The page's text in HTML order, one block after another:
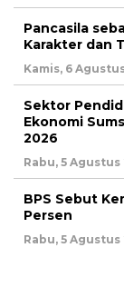
Pancasila
Karakter dan
Kamis, 6
Sektor
Ekonomi
2026
Rabu, 5 Agustus
BPS Sebut
Persen
Rabu, 5 Agustus